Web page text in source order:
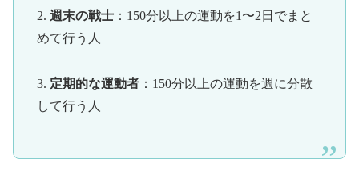
2. 週末の戦士：150分以上の運動を1〜2日でまと
めて行う人
3. 定期的な運動者：150分以上の運動を週に分散
して行う人